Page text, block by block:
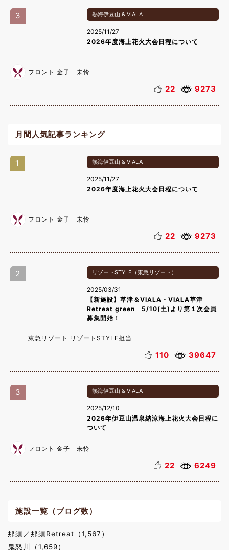
3 熱海伊豆山 & VIALA
2025/11/27
2026年度海上花火大会日程について
フロント 金子 未怜
22 9273
月間人気記事ランキング
1 熱海伊豆山 & VIALA
2025/11/27
2026年度海上花火大会日程について
フロント 金子 未怜
22 9273
2 リゾートSTYLE（東急リゾート）
2025/03/31
【新施設】草津＆VIALA・VIALA草津
Retreat green 5/10(土)より第１次会員
募集開始！
東急リゾート リゾートSTYLE担当
110 39647
3 熱海伊豆山 & VIALA
2025/12/10
2026年伊豆山温泉納涼海上花火大会日程に
ついて
フロント 金子 未怜
22 6249
施設一覧（ブログ数）
那須／那須Retreat（1,567）
鬼怒川（1,659）